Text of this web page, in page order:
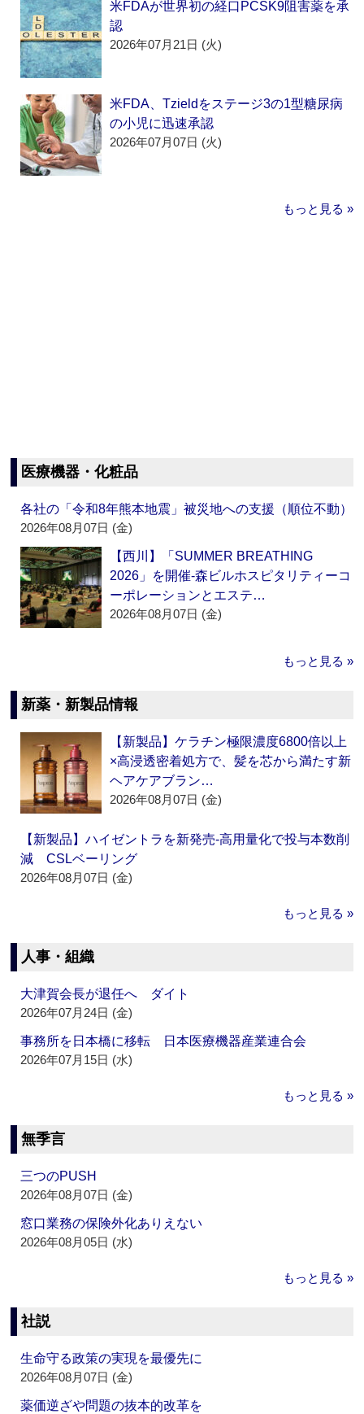
米FDAが世界初の経口PCSK9阻害薬を承
認
2026年07月21日 (火)
米FDA、Tzieldをステージ3の1型糖尿病
の小児に迅速承認
2026年07月07日 (火)
もっと見る »
医療機器・化粧品
各社の「令和8年熊本地震」被災地への支援（順位不動）
2026年08月07日 (金)
【西川】「SUMMER BREATHING
2026」を開催‐森ビルホスピタリティーコ
ーポレーションとエステ…
2026年08月07日 (金)
もっと見る »
新薬・新製品情報
【新製品】ケラチン極限濃度6800倍以上
×高浸透密着処方で、髪を芯から満たす新
ヘアケアブラン…
2026年08月07日 (金)
【新製品】ハイゼントラを新発売‐高用量化で投与本数削
減 CSLベーリング
2026年08月07日 (金)
もっと見る »
人事・組織
大津賀会長が退任へ ダイト
2026年07月24日 (金)
事務所を日本橋に移転 日本医療機器産業連合会
2026年07月15日 (水)
もっと見る »
無季言
三つのPUSH
2026年08月07日 (金)
窓口業務の保険外化ありえない
2026年08月05日 (水)
もっと見る »
社説
生命守る政策の実現を最優先に
2026年08月07日 (金)
薬価逆ざや問題の抜本的改革を